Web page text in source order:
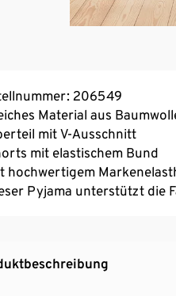
206549
Material aus
mit V-Ausschnitt
mit elastischem Bund
hochwertigem
Pyjama unterstützt die